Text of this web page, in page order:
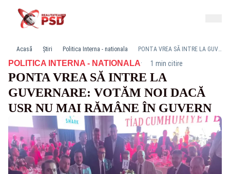
Acasă Știri Politica Interna - nationala PONTA VREA SĂ INTRE LA GUVERNARE: VOTĂM NOI DACĂ USR NU MAI RĂMÂNE ÎN GUVERN
POLITICA INTERNA - NATIONALA· 1 min citire
PONTA VREA SĂ INTRE LA
GUVERNARE: VOTĂM NOI DACĂ
USR NU MAI RĂMÂNE ÎN GUVERN